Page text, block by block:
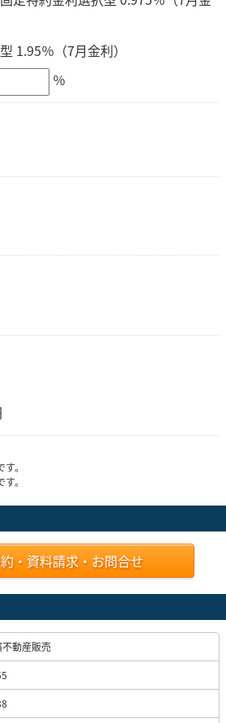
1.95％（7月金利）
％
。
。
・資料請求・お問合せ
動産販売